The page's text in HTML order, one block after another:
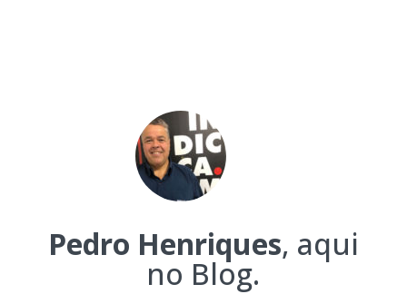
Pedro Henriques, aqui
no Blog.